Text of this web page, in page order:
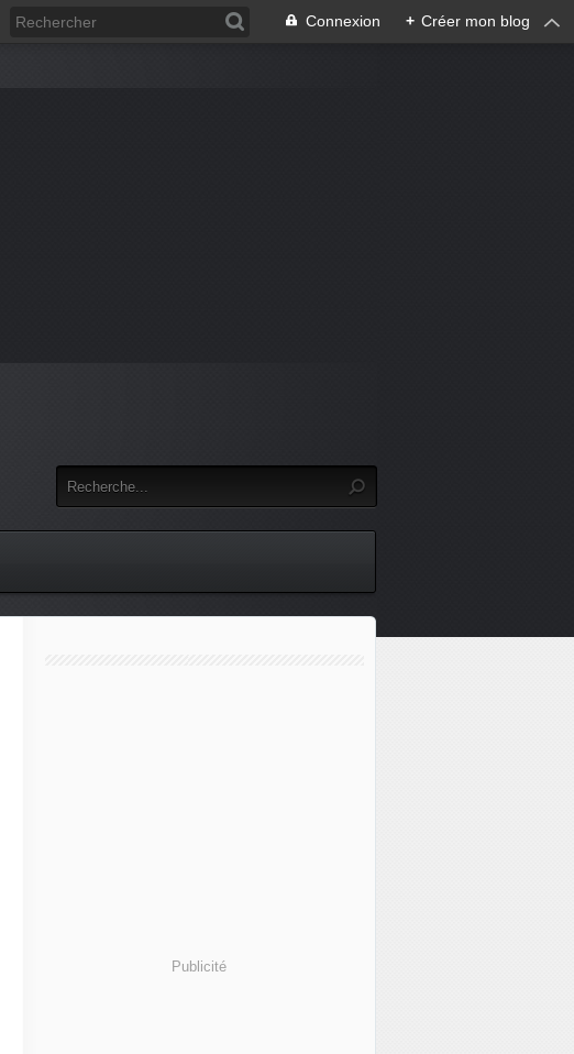
Connexion + Créer mon blog
Publicité